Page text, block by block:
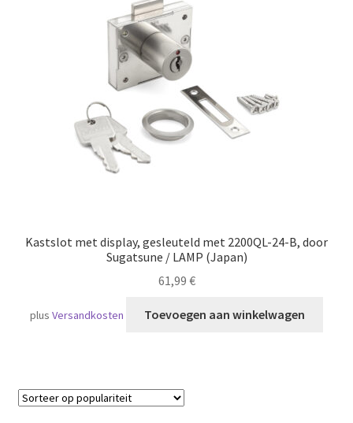
Kastslot met display, gesleuteld met 2200QL-24-B, door
Sugatsune / LAMP (Japan)
61,99 €
plusVersandkosten Toevoegen aan winkelwagen